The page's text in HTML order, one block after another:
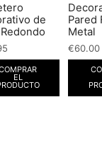
de
EL
Pared
Metal
€60.00